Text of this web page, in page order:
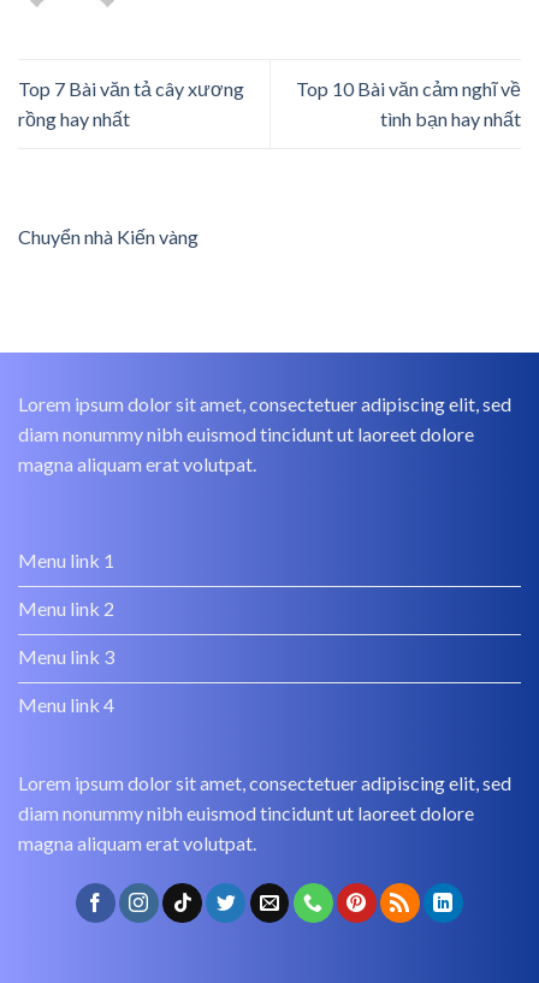
Top 7 Bài văn tả cây xương
rồng hay nhất
Top 10 Bài văn cảm nghĩ về
tình bạn hay nhất
Chuyển nhà Kiến vàng
Lorem ipsum dolor sit amet, consectetuer adipiscing elit, sed
diam nonummy nibh euismod tincidunt ut laoreet dolore
magna aliquam erat volutpat.
Menu link 1
Menu link 2
Menu link 3
Menu link 4
Lorem ipsum dolor sit amet, consectetuer adipiscing elit, sed
diam nonummy nibh euismod tincidunt ut laoreet dolore
magna aliquam erat volutpat.